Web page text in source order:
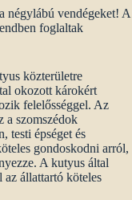
négylábú vendégeket! A
foglaltak
közterületre
okozott károkért
felelősséggel. Az
a szomszédok
testi épséget és
gondoskodni arról,
A kutyus által
az állattartó köteles